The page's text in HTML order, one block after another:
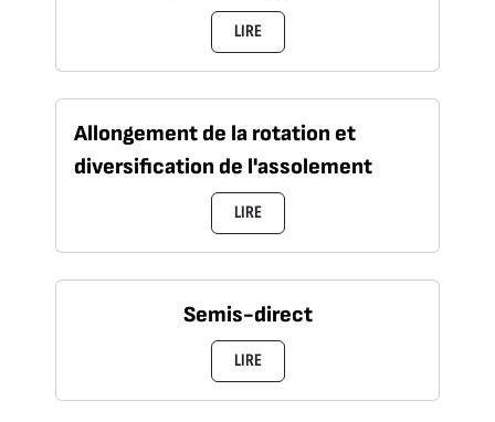
LIRE
Allongement de la rotation et
diversification de l'assolement
LIRE
Semis-direct
LIRE